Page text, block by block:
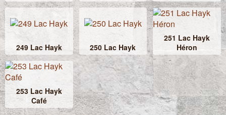
249 Lac Hayk 250 Lac Hayk
251 Lac Hayk
Héron
253 Lac Hayk
Café